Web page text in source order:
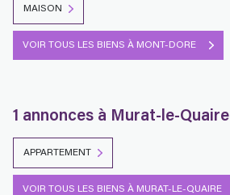
MAISON
VOIR TOUS LES BIENS À MONT-DORE
1 annonces à Murat-le-Quaire
APPARTEMENT
VOIR TOUS LES BIENS À MURAT-LE-QUAIRE